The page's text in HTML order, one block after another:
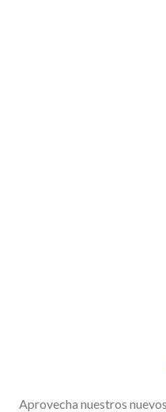
Aprovecha nuestros